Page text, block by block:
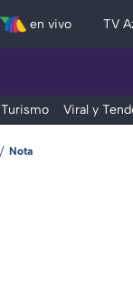
en vivo TV
Turismo Viral y
Nota